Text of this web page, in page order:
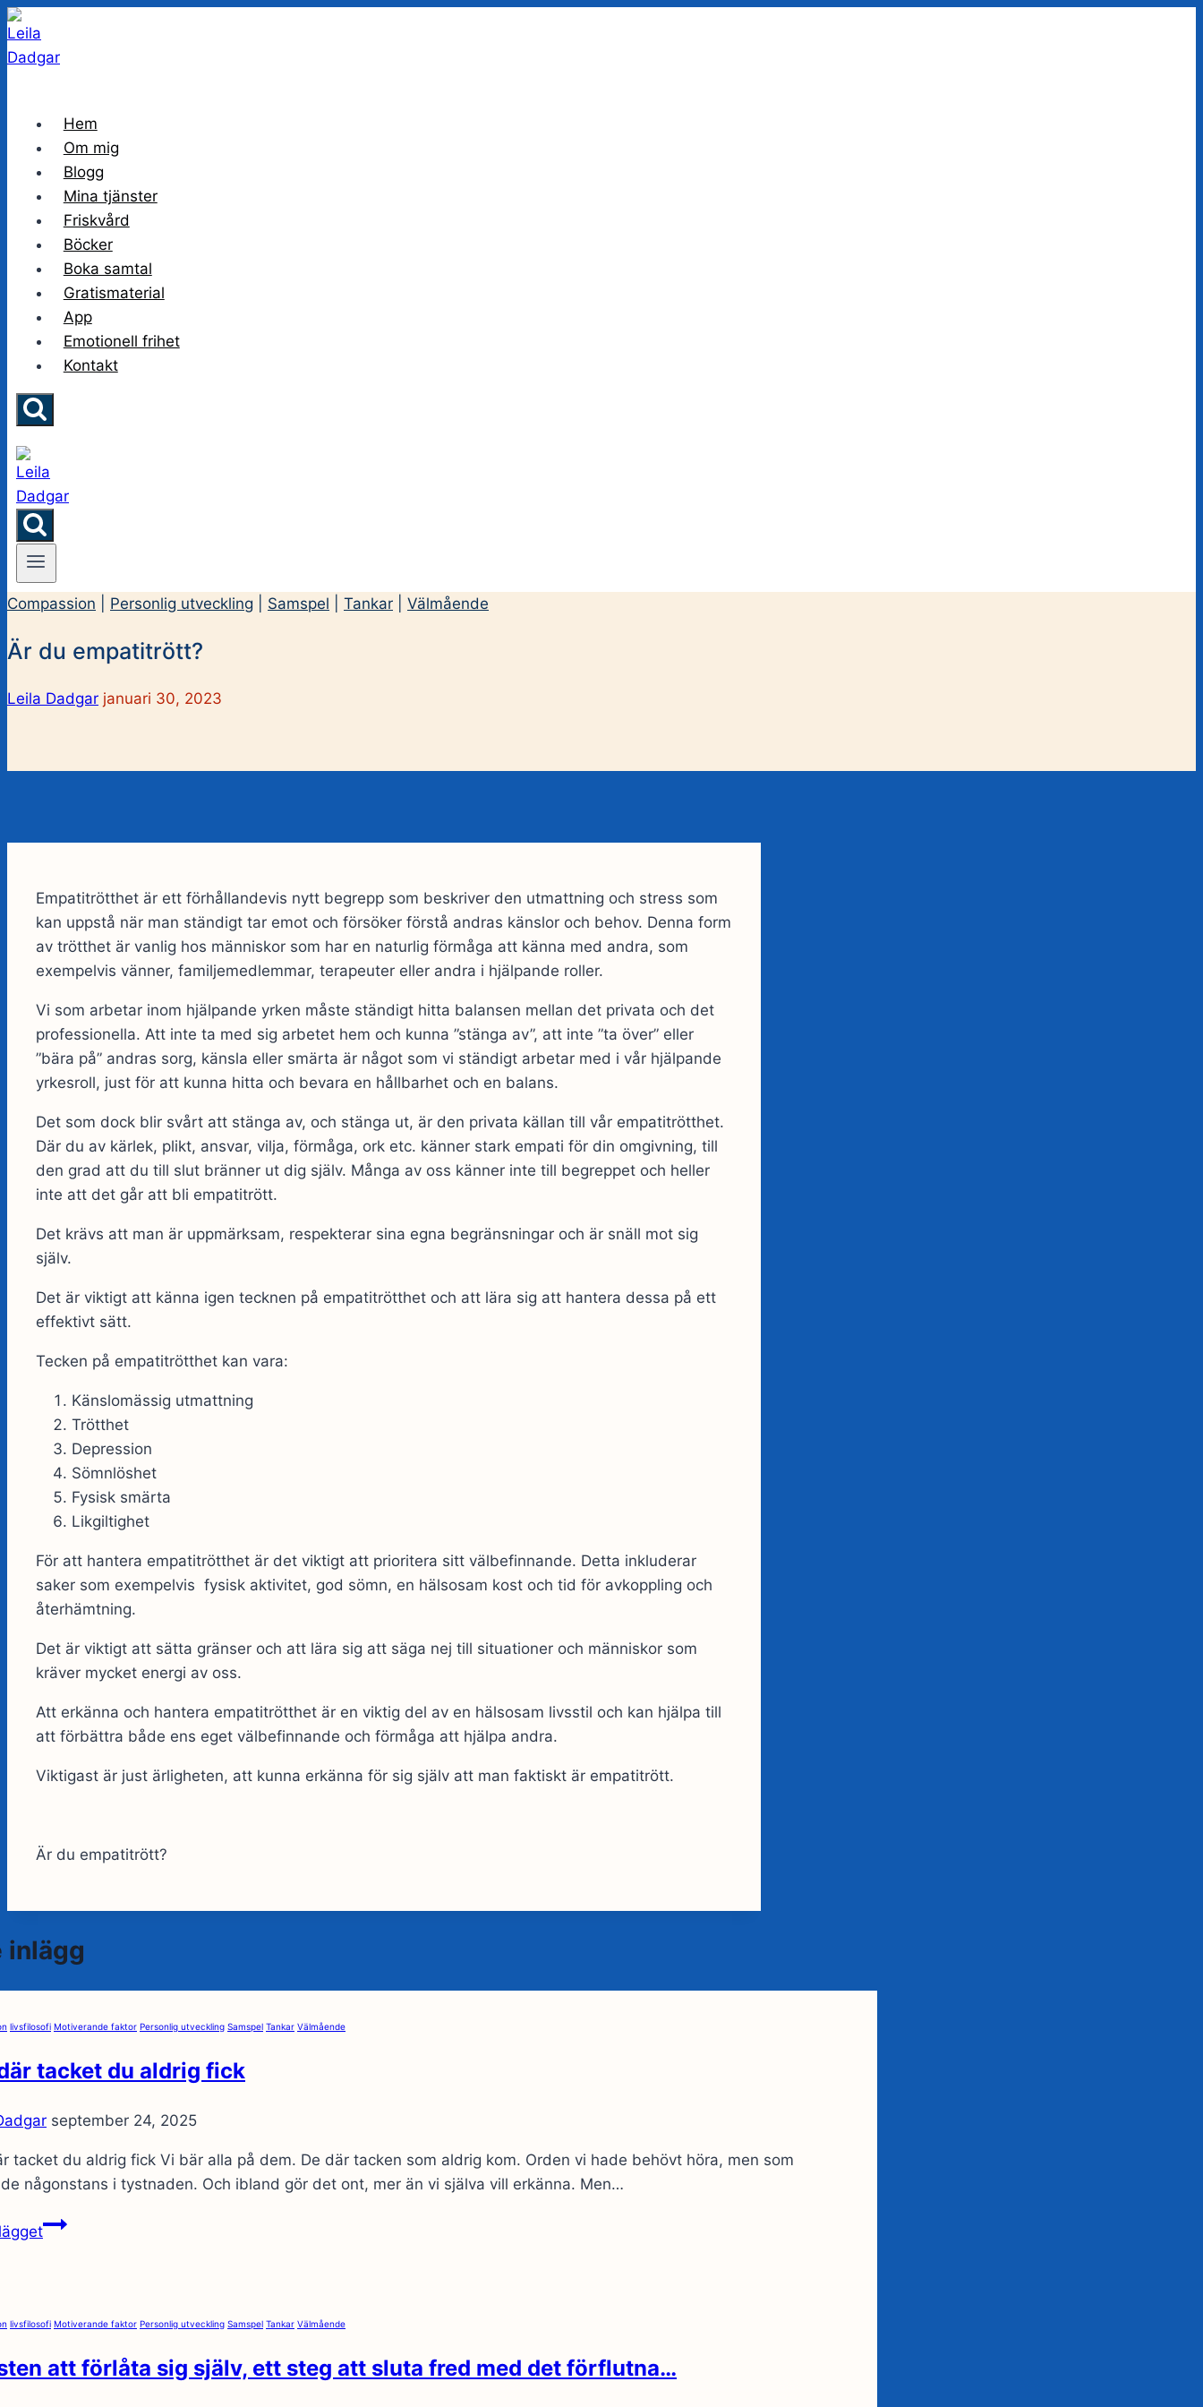
Skip
to
content
Hem
Om mig
Blogg
Mina tjänster
Friskvård
Böcker
Boka samtal
Gratismaterial
App
Emotionell frihet
Kontakt
Compassion Personlig utveckling Samspel Tankar Välmående
Är du empatitrött?
Leila Dadgar januari 30, 2023
Empatitrötthet är ett förhållandevis nytt begrepp som beskriver den utmattning och stress som
kan uppstå när man ständigt tar emot och försöker förstå andras känslor och behov. Denna form
av trötthet är vanlig hos människor som har en naturlig förmåga att känna med andra, som
exempelvis vänner, familjemedlemmar, terapeuter eller andra i hjälpande roller.
Vi som arbetar inom hjälpande yrken måste ständigt hitta balansen mellan det privata och det
professionella. Att inte ta med sig arbetet hem och kunna ”stänga av”, att inte ”ta över” eller
”bära på” andras sorg, känsla eller smärta är något som vi ständigt arbetar med i vår hjälpande
yrkesroll, just för att kunna hitta och bevara en hållbarhet och en balans.
Det som dock blir svårt att stänga av, och stänga ut, är den privata källan till vår empatitrötthet.
Där du av kärlek, plikt, ansvar, vilja, förmåga, ork etc. känner stark empati för din omgivning, till
den grad att du till slut bränner ut dig själv. Många av oss känner inte till begreppet och heller
inte att det går att bli empatitrött.
Det krävs att man är uppmärksam, respekterar sina egna begränsningar och är snäll mot sig
själv.
Det är viktigt att känna igen tecknen på empatitrötthet och att lära sig att hantera dessa på ett
effektivt sätt.
Tecken på empatitrötthet kan vara:
Känslomässig utmattning
Trötthet
Depression
Sömnlöshet
Fysisk smärta
Likgiltighet
För att hantera empatitrötthet är det viktigt att prioritera sitt välbefinnande. Detta inkluderar
saker som exempelvis fysisk aktivitet, god sömn, en hälsosam kost och tid för avkoppling och
återhämtning.
Det är viktigt att sätta gränser och att lära sig att säga nej till situationer och människor som
kräver mycket energi av oss.
Att erkänna och hantera empatitrötthet är en viktig del av en hälsosam livsstil och kan hjälpa till
att förbättra både ens eget välbefinnande och förmåga att hjälpa andra.
Viktigast är just ärligheten, att kunna erkänna för sig själv att man faktiskt är empatitrött.
Är du empatitrött?
inlägg
livsfilosofi Motiverande faktor Personlig utveckling Samspel Tankar Välmående
tacket du aldrig fick
september 24, 2025
tacket du aldrig fick Vi bär alla på dem. De där tacken som aldrig kom. Orden vi hade behövt höra, men som
någonstans i tystnaden. Och ibland gör det ont, mer än vi själva vill erkänna. Men…
Det
aldrig
livsfilosofi Motiverande faktor Personlig utveckling Samspel Tankar Välmående
att förlåta sig själv, ett steg att sluta fred med det förflutna…